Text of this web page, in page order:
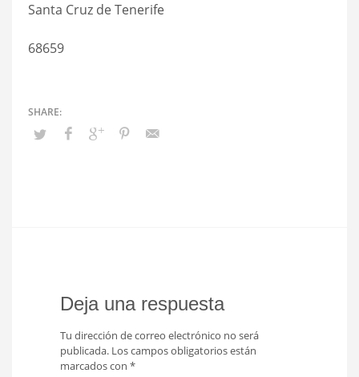
Santa Cruz de Tenerife
68659
Deja una respuesta
Tu dirección de correo electrónico no será
publicada. Los campos obligatorios están
marcados con *